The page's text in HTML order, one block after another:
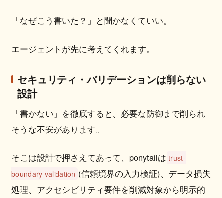
「なぜこう書いた？」と聞かなくていい。
エージェントが先に考えてくれます。
セキュリティ・バリデーションは削らない
設計
「書かない」を徹底すると、必要な防御まで削られ
そうな不安があります。
そこは設計で押さえてあって、ponytailは trust-
boundary validation (信頼境界の入力検証)、データ損失
処理、アクセシビリティ要件を削減対象から明示的